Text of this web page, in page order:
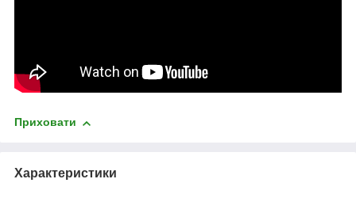
Приховати
Характеристики